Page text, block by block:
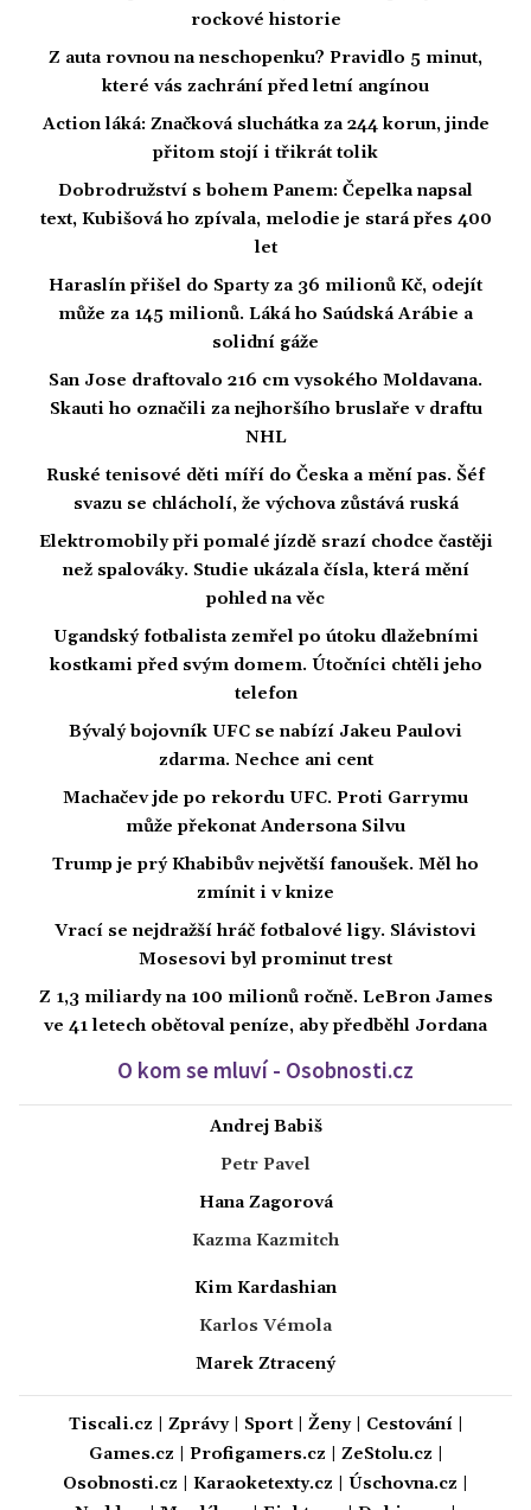
rockové historie
Z auta rovnou na neschopenku? Pravidlo 5 minut,
které vás zachrání před letní angínou
Action láká: Značková sluchátka za 244 korun, jinde
přitom stojí i třikrát tolik
Dobrodružství s bohem Panem: Čepelka napsal
text, Kubišová ho zpívala, melodie je stará přes 400
let
Haraslín přišel do Sparty za 36 milionů Kč, odejít
může za 145 milionů. Láká ho Saúdská Arábie a
solidní gáže
San Jose draftovalo 216 cm vysokého Moldavana.
Skauti ho označili za nejhoršího bruslaře v draftu
NHL
Ruské tenisové děti míří do Česka a mění pas. Šéf
svazu se chlácholí, že výchova zůstává ruská
Elektromobily při pomalé jízdě srazí chodce častěji
než spalováky. Studie ukázala čísla, která mění
pohled na věc
Ugandský fotbalista zemřel po útoku dlažebními
kostkami před svým domem. Útočníci chtěli jeho
telefon
Bývalý bojovník UFC se nabízí Jakeu Paulovi
zdarma. Nechce ani cent
Machačev jde po rekordu UFC. Proti Garrymu
může překonat Andersona Silvu
Trump je prý Khabibův největší fanoušek. Měl ho
zmínit i v knize
Vrací se nejdražší hráč fotbalové ligy. Slávistovi
Mosesovi byl prominut trest
Z 1,3 miliardy na 100 milionů ročně. LeBron James
ve 41 letech obětoval peníze, aby předběhl Jordana
O kom se mluví - Osobnosti.cz
Andrej Babiš
Petr Pavel
Hana Zagorová
Kazma Kazmitch
Kim Kardashian
Karlos Vémola
Marek Ztracený
Tiscali.cz Zprávy| Sport| Ženy| Cestování|
Games.cz
Profigamers.cz ZeStolu.cz
Osobnosti.cz
Karaoketexty.cz Úschovna.cz